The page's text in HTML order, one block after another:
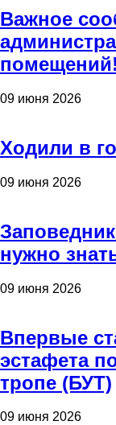
Важное
помещений!
09 июня 2026
Ходили в
09 июня 2026
нужно
09 июня 2026
Впервые
эстафета
тропе (БУТ)
09 июня 2026